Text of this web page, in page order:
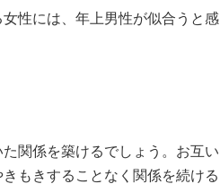
性には、年上男性が似合うと感
関係を築けるでしょう。お互い
もきすることなく関係を続ける